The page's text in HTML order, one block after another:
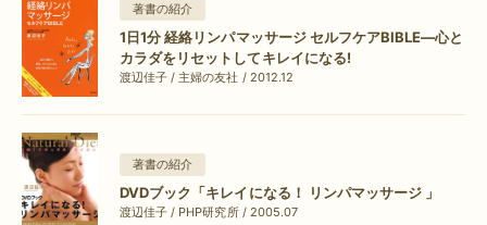
著書の紹介
1日1分 経絡リンパマッサージ セルフケアBIBLE―心と
カラダをリセットしてキレイになる!
渡辺佳子 / 主婦の友社 / 2012.12
著書の紹介
DVDブック「キレイになる！ リンパマッサージ 」
渡辺佳子 / PHP研究所 / 2005.07